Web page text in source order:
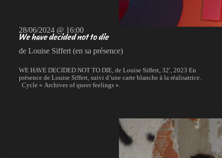
28/06/2024 @ 16:00
We have decided not to die
de Louise Siffert (en sa présence)
WE HAVE DECIDED NOT TO DIE, de Louise Siffert, 32′, 2023 En
présence de Louise Siffert, suivi d’une carte blanche à la réalisatrice.
Cycle « Archives of queer feelings ».